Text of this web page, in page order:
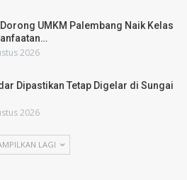
Dorong UMKM Palembang Naik Kelas
2026
Dipastikan Tetap Digelar di Sungai
2026
LAGI